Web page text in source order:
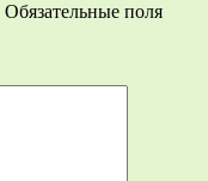
Обязательные поля